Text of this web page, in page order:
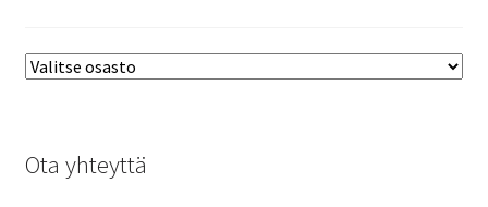
Ota yhteyttä